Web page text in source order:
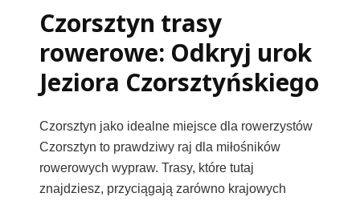
Czorsztyn trasy
rowerowe: Odkryj urok
Jeziora Czorsztyńskiego
Czorsztyn jako idealne miejsce dla rowerzystów
Czorsztyn to prawdziwy raj dla miłośników
rowerowych wypraw. Trasy, które tutaj
znajdziesz, przyciągają zarówno krajowych